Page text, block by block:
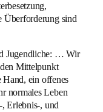
Überforderung sind
Jugendliche: … Wir
Mittelpunkt
Hand, ein offenes
normales Leben
Erlebnis-, und